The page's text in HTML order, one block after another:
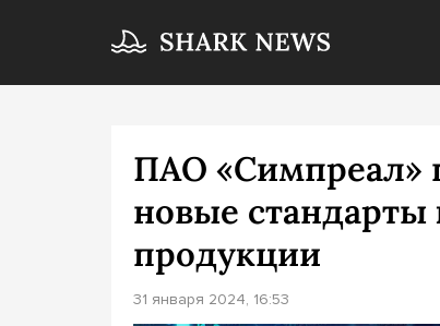
ПАО «Симпреал»
новые стандарты
продукции
31 января 2024, 16:53